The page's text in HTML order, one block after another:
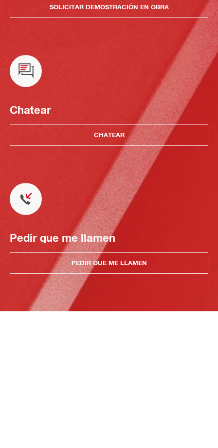
SOLICITAR DEMOSTRACIÓN EN OBRA
Chatear
CHATEAR
Pedir que me llamen
PEDIR QUE ME LLAMEN